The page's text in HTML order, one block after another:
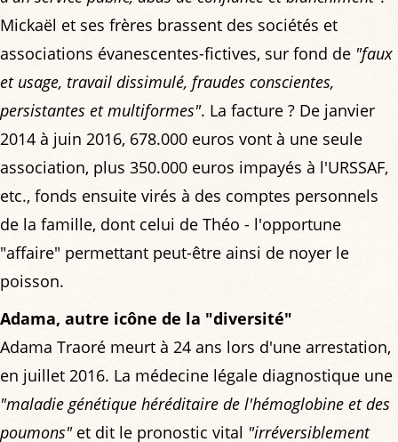
Mickaël et ses frères brassent des sociétés et
associations évanescentes-fictives, sur fond de "faux
et usage, travail dissimulé, fraudes conscientes,
persistantes et multiformes". La facture ? De janvier
2014 à juin 2016, 678.000 euros vont à une seule
association, plus 350.000 euros impayés à l'URSSAF,
etc., fonds ensuite virés à des comptes personnels
de la famille, dont celui de Théo - l'opportune
"affaire" permettant peut-être ainsi de noyer le
poisson.
Adama, autre icône de la "diversité"
Adama Traoré meurt à 24 ans lors d'une arrestation,
en juillet 2016. La médecine légale diagnostique une
"maladie génétique héréditaire de l'hémoglobine et des
poumons"et dit le pronostic vital "irréversiblement